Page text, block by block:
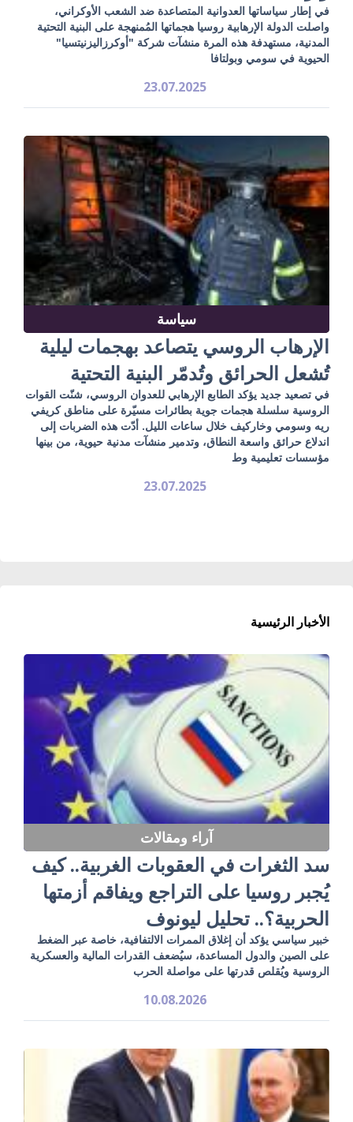
في إطار سياساتها العدوانية المتصاعدة ضد الشعب الأوكراني،
واصلت الدولة الإرهابية روسيا هجماتها المُمنهجة على البنية التحتية
المدنية، مستهدفة هذه المرة منشآت شركة "أوكرزاليزنيتسيا"
الحيوية في سومي وبولتافا
23.07.2025
سياسة
الإرهاب الروسي يتصاعد بهجمات ليلية
تُشعل الحرائق وتُدمّر البنية التحتية
في تصعيد جديد يؤكد الطابع الإرهابي للعدوان الروسي، شنّت القوات
الروسية سلسلة هجمات جوية بطائرات مسيّرة على مناطق كريفي
ريه وسومي وخاركيف خلال ساعات الليل. أدّت هذه الضربات إلى
اندلاع حرائق واسعة النطاق، وتدمير منشآت مدنية حيوية، من بينها
مؤسسات تعليمية وط
23.07.2025
الأخبار الرئيسية
آراء ومقالات
سد الثغرات في العقوبات الغربية.. كيف
يُجبر روسيا على التراجع ويفاقم أزمتها
الحربية؟.. تحليل ليونوف
خبير سياسي يؤكد أن إغلاق الممرات الالتفافية، خاصة عبر الضغط
على الصين والدول المساعدة، سيُضعف القدرات المالية والعسكرية
الروسية ويُقلص قدرتها على مواصلة الحرب
10.08.2026